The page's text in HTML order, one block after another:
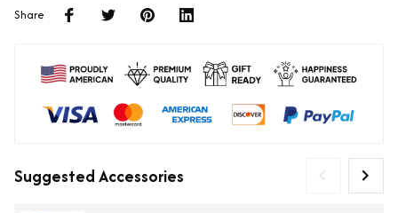
Share
Suggested Accessories